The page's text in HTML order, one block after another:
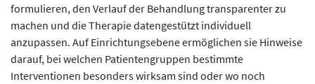
formulieren, den Verlauf der Behandlung transparenter zu
machen und die Therapie datengestützt individuell
anzupassen. Auf Einrichtungsebene ermöglichen sie Hinweise
darauf, bei welchen Patientengruppen bestimmte
Interventionen besonders wirksam sind oder wo noch